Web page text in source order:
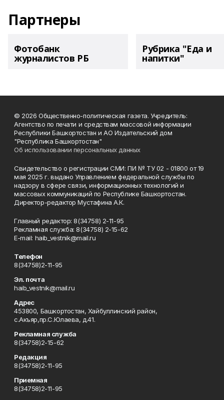
Партнеры
Фотобанк
журналистов РБ
Рубрика "Еда и
напитки"
© 2026 Общественно-политическая газета. Учредитель:
Агентство по печати и средствам массовой информации
Республики Башкортостан и АО Издательский дом
"Республика Башкортостан"
Об использовании персональных данных
Свидетельство о регистрации СМИ: ПИ № ТУ 02 - 01800 от 19
мая 2025 г. выдано Управлением федеральной службы по
надзору в сфере связи, информационных технологий и
массовых коммуникаций по Республике Башкортостан.
Директор-редактор Мустафина А.К.
Главный редактор: 8(34758) 2-11-95
Рекламная служба: 8(34758) 2-15-62
Е-mаil: haib_vestnik@mail.ru
Телефон
8(34758)2-11-95
Эл. почта
haib_vestnik@mail.ru
Адрес
453800, Башкортостан, Хайбуллинский район,
с.Акъяр,пр.С.Юлаева, д.41.
Рекламная служба
8(34758)2-15-62
Редакция
8(34758)2-11-95
Приемная
8(34758)2-11-95